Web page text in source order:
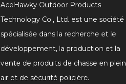
AceHawky Outdoor Products
Technology Co., Ltd. est une société
spécialisée dans la recherche et le
développement, la production et la
vente de produits de chasse en plein
air et de sécurité policière.